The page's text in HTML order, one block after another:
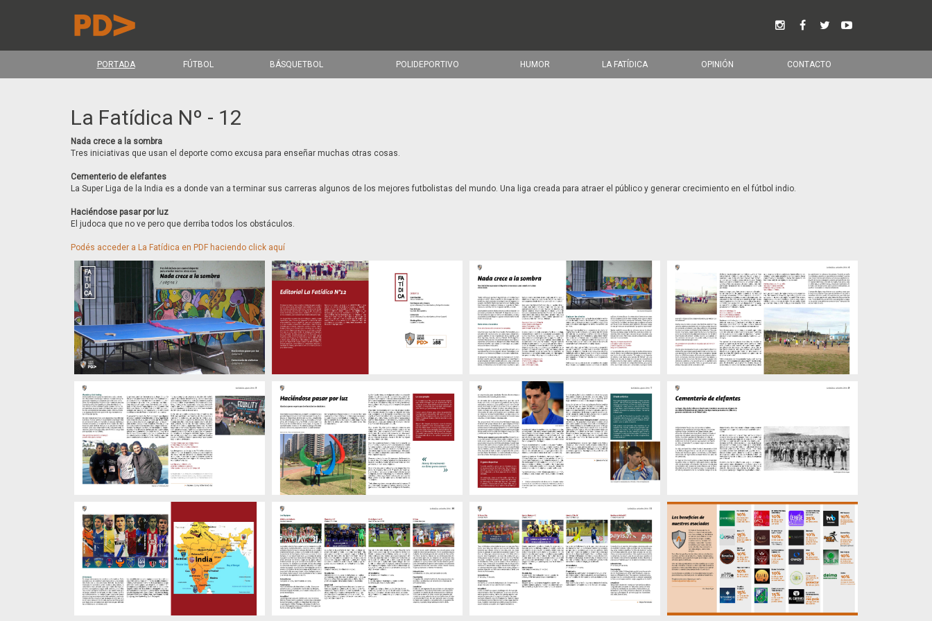
PORTADA FÚTBOL BÁSQUETBOL POLIDEPORTIVO HUMOR LA FATÍDICA OPINIÓN CONTACTO
La Fatídica Nº - 12
Nada crece a la sombra
Tres iniciativas que usan el deporte como excusa para enseñar muchas otras cosas.
Cementerio de elefantes
La Super Liga de la India es a donde van a terminar sus carreras algunos de los mejores futbolistas del mundo. Una liga creada para atraer el público y generar crecimiento en el fútbol indio.
Haciéndose pasar por luz
El judoca que no ve pero que derriba todos los obstáculos.
Podés acceder a La Fatídica en PDF haciendo click aquí